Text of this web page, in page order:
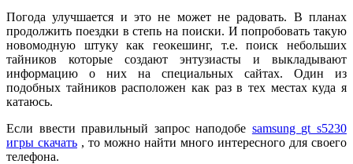
Погода улучшается и это не может не радовать. В планах
продолжить поездки в степь на поиски. И попробовать такую
новомодную штуку как геокешинг, т.е. поиск небольших
тайников которые создают энтузиасты и выкладывают
информацию о них на специальных сайтах. Один из
подобных тайников расположен как раз в тех местах куда я
катаюсь.
Если ввести правильный запрос наподобе samsung gt s5230
игры скачать , то можно найти много интересного для своего
телефона.